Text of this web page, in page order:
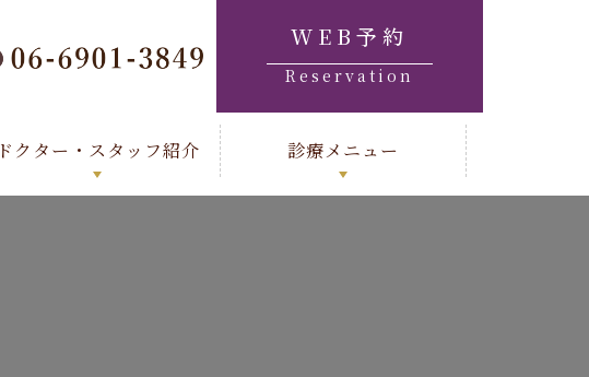
WEB予約
Reservation
ドクター・スタッフ紹介 診療メニュー